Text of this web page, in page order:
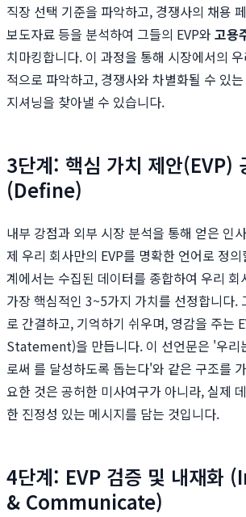
직장 선택 기준을 파악하고, 경쟁사의 채용
보도자료 등을 분석하여 그들의 EVP와 고용
치마킹합니다. 이 과정을 통해 시장에서의
적으로 파악하고, 경쟁사와 차별화될 수 있
지셔닝을 찾아낼 수 있습니다.
3단계: 핵심 가치 제안(EVP)
(Define)
내부 강점과 외부 시장 분석을 통해 얻은 인
제 우리 회사만의 EVP를 명확한 언어로 정
계에서는 수집된 데이터를 종합하여 우리 회
가장 핵심적인 3~5가지 가치를 선정합니다.
로 간결하고, 기억하기 쉬우며, 영감을 주는
Statement)을 만듭니다. 이 선언문은 '우리
로써 를 달성하도록 돕는다'와 같은 구조를
요한 것은 공허한 미사여구가 아니라, 실제
한 진정성 있는 메시지를 담는 것입니다.
4단계: EVP 검증 및 내재화
& Communicate)